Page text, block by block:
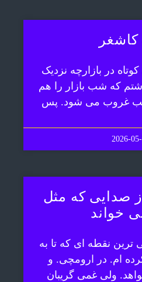
کاشغر
در بازارچه نزدیک
که شب بازار را هم
2026-
صدایی که مثل
خواند
نقطه ای که تا به
ام. در ارومچی. و
ولی غمی گریبان